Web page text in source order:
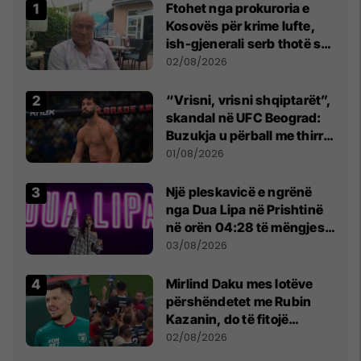
Ftohet nga prokuroria e
Kosovës për krime lufte,
ish-gjenerali serb thotë se
dikush e tradhtoi në
02/08/2026
“Vrisni, vrisni shqiptarët”,
skandal në UFC Beograd:
Buzukja u përball me thirrje
anti-shqiptare nga
01/08/2026
Një pleskavicë e ngrënë
nga Dua Lipa në Prishtinë
në orën 04:28 të mëngjesit
- dhe bota digjitale serbe
03/08/2026
Mirlind Daku mes lotëve
përshëndetet me Rubin
Kazanin, do të fitojë
miliona te Spartak Moska
02/08/2026